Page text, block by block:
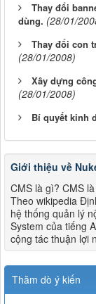
Thay đổi
dùng. (28/01/
Thay đổi con
(28/01/2008)
Xây dựng
(28/01/2008)
Bí quyết kinh
Giới thiệu về
CMS là gì? CMS
Theo wikipedia
hệ thống quản lý
System của tiếng
cộng tác thuận lợi
Thăm dò ý kiến